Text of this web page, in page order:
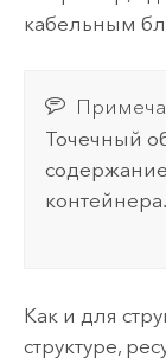
кабельным
Точечный
контейнера.
Как и для
структуре,